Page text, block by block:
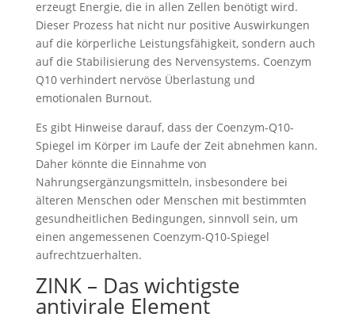
erzeugt Energie, die in allen Zellen benötigt wird.
Dieser Prozess hat nicht nur positive Auswirkungen
auf die körperliche Leistungsfähigkeit, sondern auch
auf die Stabilisierung des Nervensystems. Coenzym
Q10 verhindert nervöse Überlastung und
emotionalen Burnout.
Es gibt Hinweise darauf, dass der Coenzym-Q10-
Spiegel im Körper im Laufe der Zeit abnehmen kann.
Daher könnte die Einnahme von
Nahrungsergänzungsmitteln, insbesondere bei
älteren Menschen oder Menschen mit bestimmten
gesundheitlichen Bedingungen, sinnvoll sein, um
einen angemessenen Coenzym-Q10-Spiegel
aufrechtzuerhalten.
ZINK – Das wichtigste
antivirale Element